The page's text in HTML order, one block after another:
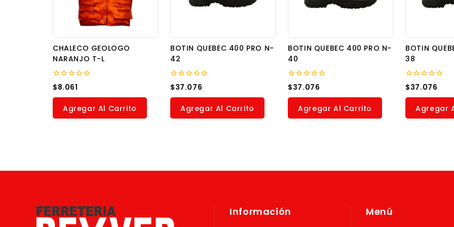
CHALECO GEOLOGO
NARANJO T-L
0
out
of
$8.061
Agregar Al Carrito
BOTIN QUEBEC 400 PRO N-
42
0
out
of
$37.076
Agregar Al Carrito
BOTIN QUEBEC 400 PRO N-
40
0
out
of
$37.076
Agregar Al Carrito
BOTIN
38
0
out
of
$37.076
Agregar
Información Menú